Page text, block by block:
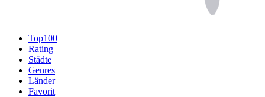
Top100
Rating
Städte
Genres
Länder
Favorit